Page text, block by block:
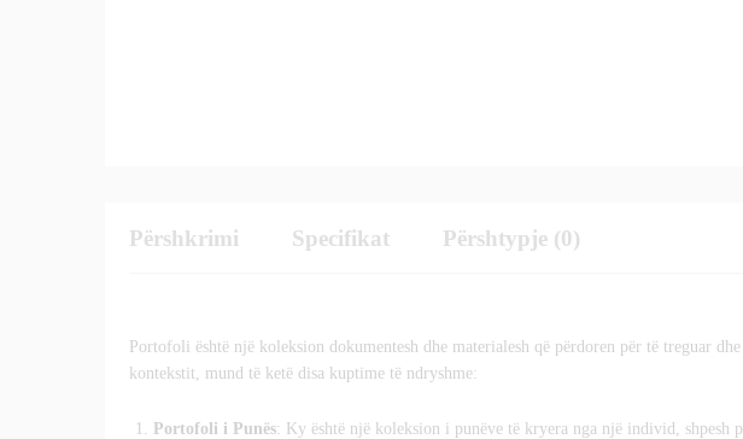
Përshkrimi Specifikat Përshtypje (0)
Portofoli është një koleksion dokumentesh dhe materialesh që përdoren për të treguar
kontekstit, mund të ketë disa kuptime të ndryshme:
Portofoli i Punës: Ky është një koleksion i punëve të kryera nga një individ, shpesh